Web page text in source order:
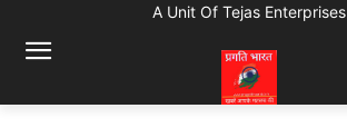
A Unit Of Tejas Enterprises